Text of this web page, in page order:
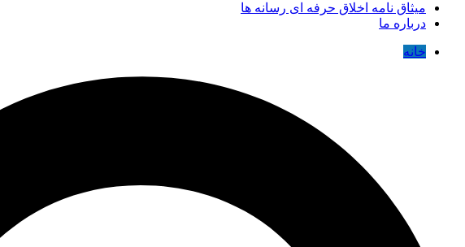
میثاق نامه اخلاق حرفه ای رسانه ها
درباره ما
خانه